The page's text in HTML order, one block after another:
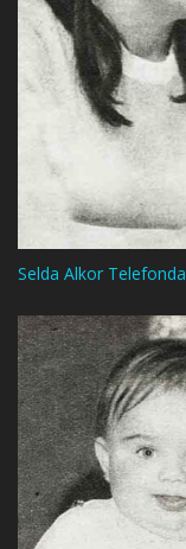
Selda Alkor Telefonda